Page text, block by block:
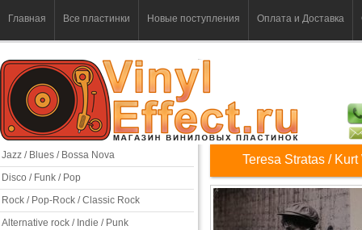
Главная Все пластинки Новые поступления Оплата и Доставка
Jazz / Blues / Bossa Nova
Disco / Funk / Pop
Rock / Pop-Rock / Classic Rock
Alternative rock / Indie / Punk
Teresa Stratas /